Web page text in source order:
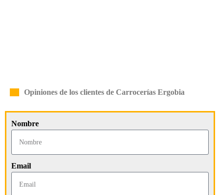
Opiniones de los clientes de Carrocerías Ergobia
Nombre
Email